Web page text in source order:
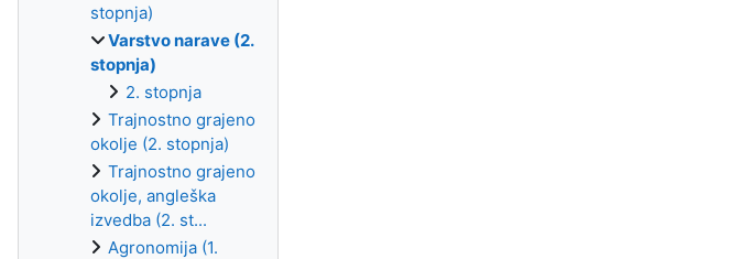
stopnja)
Varstvo narave (2.
stopnja)
2. stopnja
Trajnostno grajeno
okolje (2. stopnja)
Trajnostno grajeno
okolje, angleška
izvedba (2. st...
Agronomija (1.